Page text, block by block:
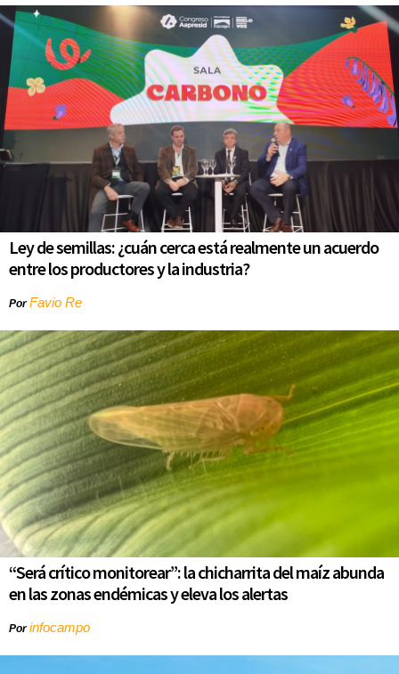
Ley de semillas: ¿cuán cerca está realmente un acuerdo
entre los productores y la industria?
PorFavio Re
“Será crítico monitorear”: la chicharrita del maíz abunda
en las zonas endémicas y eleva los alertas
Porinfocampo